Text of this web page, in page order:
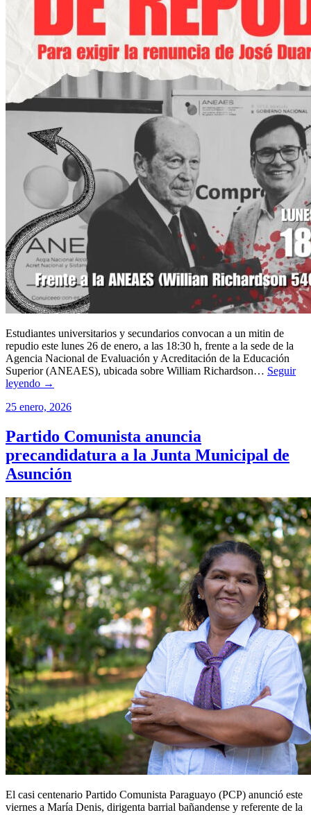
Estudiantes universitarios y secundarios convocan a un mitin de
repudio este lunes 26 de enero, a las 18:30 h, frente a la sede de la
Agencia Nacional de Evaluación y Acreditación de la Educación
Superior (ANEAES), ubicada sobre William Richardson… Seguir
leyendo →
25 enero, 2026
Partido Comunista anuncia
precandidatura a la Junta Municipal de
Asunción
El casi centenario Partido Comunista Paraguayo (PCP) anunció este
viernes a María Denis, dirigenta barrial bañandense y referente de la